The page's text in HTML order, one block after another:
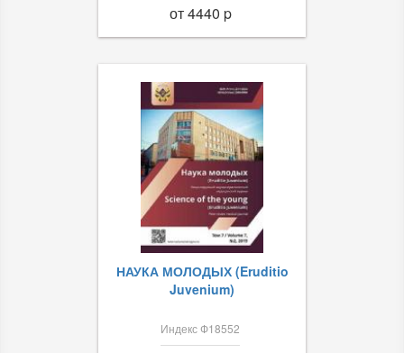
от 4440 p
НАУКА МОЛОДЫХ (Eruditio
Juvenium)
Индекс Ф18552